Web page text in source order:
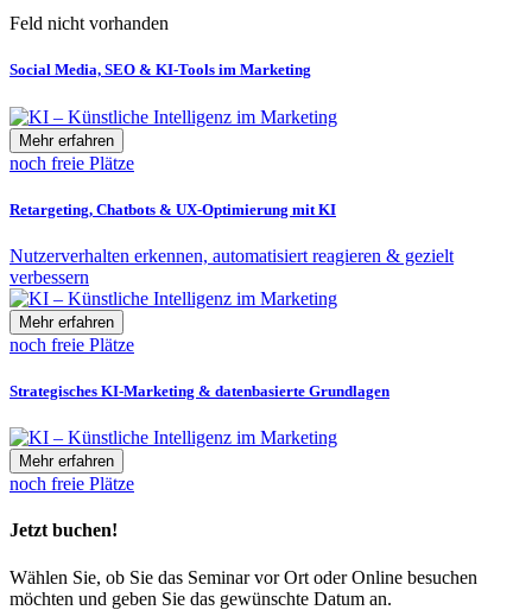
Feld nicht vorhanden
Social Media, SEO & KI-Tools im Marketing
Mehr erfahren
noch freie Plätze
Retargeting, Chatbots & UX-Optimierung mit KI
Nutzerverhalten erkennen, automatisiert reagieren & gezielt
verbessern
Mehr erfahren
noch freie Plätze
Strategisches KI-Marketing & datenbasierte Grundlagen
Mehr erfahren
noch freie Plätze
Jetzt buchen!
Wählen Sie, ob Sie das Seminar vor Ort oder Online besuchen
möchten und geben Sie das gewünschte Datum an.